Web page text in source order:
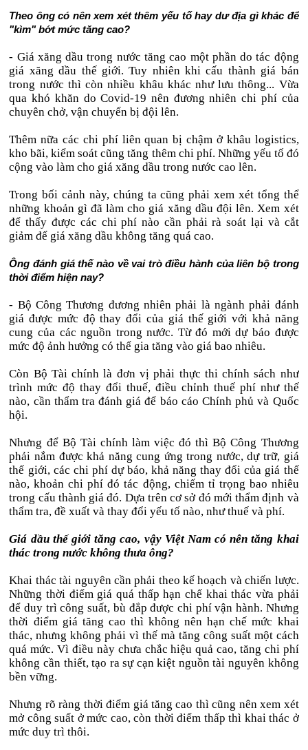
Theo ông có nên xem xét thêm yếu tố hay dư địa gì khác để
"kìm" bớt mức tăng cao?
- Giá xăng dầu trong nước tăng cao một phần do tác động
giá xăng dầu thế giới. Tuy nhiên khi cấu thành giá bán
trong nước thì còn nhiều khâu khác như lưu thông... Vừa
qua khó khăn do Covid-19 nên đương nhiên chi phí của
chuyên chở, vận chuyển bị đội lên.
Thêm nữa các chi phí liên quan bị chậm ở khâu logistics,
kho bãi, kiểm soát cũng tăng thêm chi phí. Những yếu tố đó
cộng vào làm cho giá xăng dầu trong nước cao lên.
Trong bối cảnh này, chúng ta cũng phải xem xét tổng thể
những khoản gì đã làm cho giá xăng dầu đội lên. Xem xét
để thấy được các chi phí nào cần phải rà soát lại và cắt
giảm để giá xăng dầu không tăng quá cao.
Ông đánh giá thế nào về vai trò điều hành của liên bộ trong
thời điểm hiện nay?
- Bộ Công Thương đương nhiên phải là ngành phải đánh
giá được mức độ thay đổi của giá thế giới với khả năng
cung của các nguồn trong nước. Từ đó mới dự báo được
mức độ ảnh hưởng có thể gia tăng vào giá bao nhiêu.
Còn Bộ Tài chính là đơn vị phải thực thi chính sách như
trình mức độ thay đổi thuế, điều chỉnh thuế phí như thế
nào, cần thẩm tra đánh giá để báo cáo Chính phủ và Quốc
hội.
Nhưng để Bộ Tài chính làm việc đó thì Bộ Công Thương
phải nắm được khả năng cung ứng trong nước, dự trữ, giá
thế giới, các chi phí dự báo, khả năng thay đổi của giá thế
nào, khoản chi phí đó tác động, chiếm tỉ trọng bao nhiêu
trong cấu thành giá đó. Dựa trên cơ sở đó mới thẩm định và
thẩm tra, đề xuất và thay đổi yếu tố nào, như thuế và phí.
Giá dầu thế giới tăng cao, vậy Việt Nam có nên tăng khai
thác trong nước không thưa ông?
Khai thác tài nguyên cần phải theo kế hoạch và chiến lược.
Những thời điểm giá quá thấp hạn chế khai thác vừa phải
để duy trì công suất, bù đắp được chi phí vận hành. Nhưng
thời điểm giá tăng cao thì không nên hạn chế mức khai
thác, nhưng không phải vì thế mà tăng công suất một cách
quá mức. Vì điều này chưa chắc hiệu quả cao, tăng chi phí
không cần thiết, tạo ra sự cạn kiệt nguồn tài nguyên không
bền vững.
Nhưng rõ ràng thời điểm giá tăng cao thì cũng nên xem xét
mở công suất ở mức cao, còn thời điểm thấp thì khai thác ở
mức duy trì thôi.